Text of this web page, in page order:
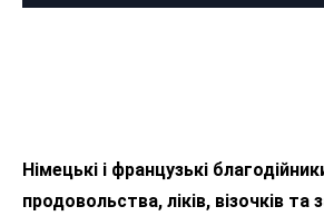
Німецькі і французькі
продовольства, ліків, візочків та